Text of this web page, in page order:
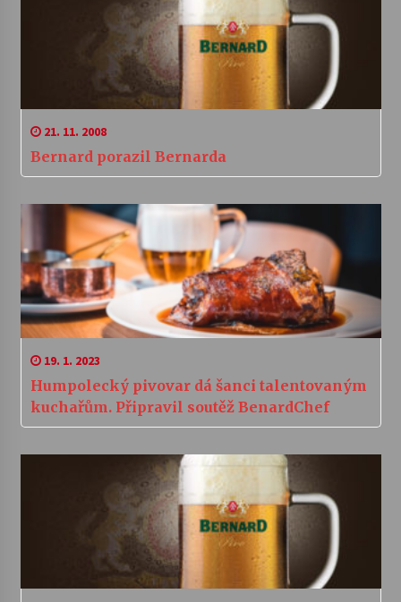
21. 11. 2008
Bernard porazil Bernarda
19. 1. 2023
Humpolecký pivovar dá šanci talentovaným
kuchařům. Připravil soutěž BenardChef